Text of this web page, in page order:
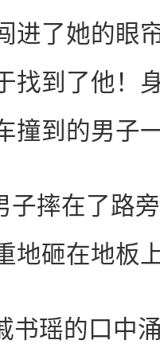
进了她的眼
找到了他！
撞到的男子
摔在了路旁
地砸在地板
瑶的口中涌